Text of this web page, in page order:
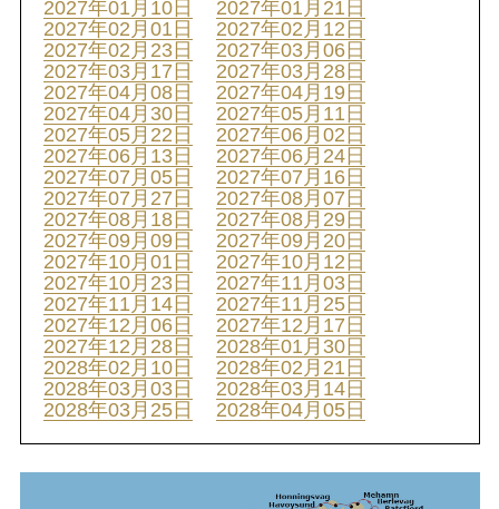
2027年01月10日
2027年01月21日
2027年02月01日
2027年02月12日
2027年02月23日
2027年03月06日
2027年03月17日
2027年03月28日
2027年04月08日
2027年04月19日
2027年04月30日
2027年05月11日
2027年05月22日
2027年06月02日
2027年06月13日
2027年06月24日
2027年07月05日
2027年07月16日
2027年07月27日
2027年08月07日
2027年08月18日
2027年08月29日
2027年09月09日
2027年09月20日
2027年10月01日
2027年10月12日
2027年10月23日
2027年11月03日
2027年11月14日
2027年11月25日
2027年12月06日
2027年12月17日
2027年12月28日
2028年01月30日
2028年02月10日
2028年02月21日
2028年03月03日
2028年03月14日
2028年03月25日
2028年04月05日